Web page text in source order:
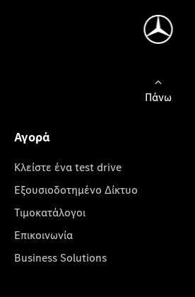
Πάνω
Αγορά
Κλείστε ένα test drive
Εξουσιοδοτημένο Δίκτυο
Τιμοκατάλογοι
Επικοινωνία
Business Solutions